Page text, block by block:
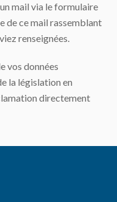
mail via le formulaire
de ce mail rassemblant
renseignées.
vos données
la législation en
directement